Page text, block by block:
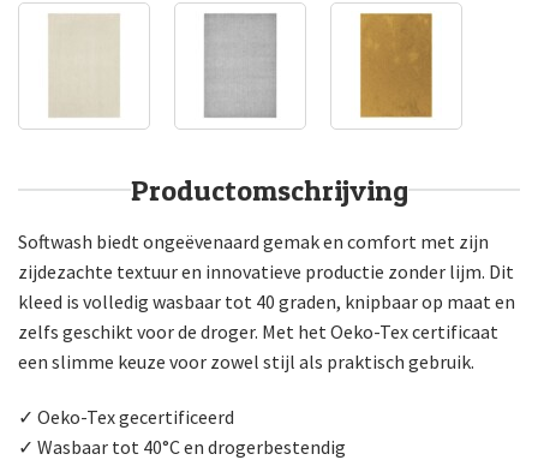
Productomschrijving
Softwash biedt ongeëvenaard gemak en comfort met zijn
zijdezachte textuur en innovatieve productie zonder lijm. Dit
kleed is volledig wasbaar tot 40 graden, knipbaar op maat en
zelfs geschikt voor de droger. Met het Oeko-Tex certificaat
een slimme keuze voor zowel stijl als praktisch gebruik.
✓ Oeko-Tex gecertificeerd
✓ Wasbaar tot 40°C en drogerbestendig